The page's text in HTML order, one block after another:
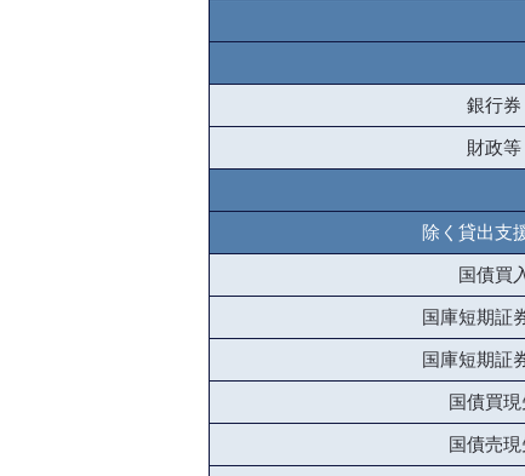
銀行券
財政等
除く貸出支
国債買
国庫短期証
国庫短期証
国債買
国債売